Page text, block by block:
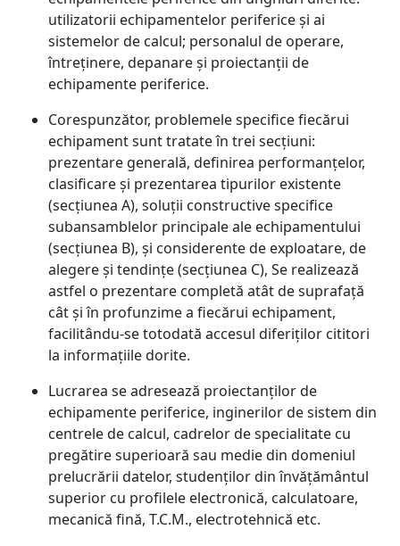
utilizatorii echipamentelor periferice și ai
sistemelor de calcul; personalul de operare,
întreținere, depanare și proiectanții de
echipamente periferice.
Corespunzător, problemele specifice fiecărui
echipament sunt tratate în trei secțiuni:
prezentare generală, definirea performanțelor,
clasificare și prezentarea tipurilor existente
(secțiunea A), soluții constructive specifice
subansamblelor principale ale echipamentului
(secțiunea B), și considerente de exploatare, de
alegere și tendințe (secțiunea C), Se realizează
astfel o prezentare completă atât de suprafață
cât și în profunzime a fiecărui echipament,
facilitându-se totodată accesul diferiților cititori
la informațiile dorite.
Lucrarea se adresează proiectanților de
echipamente periferice, inginerilor de sistem din
centrele de calcul, cadrelor de specialitate cu
pregătire superioară sau medie din domeniul
prelucrării datelor, studenților din învățământul
superior cu profilele electronică, calculatoare,
mecanică fină, T.C.M., electrotehnică etc.